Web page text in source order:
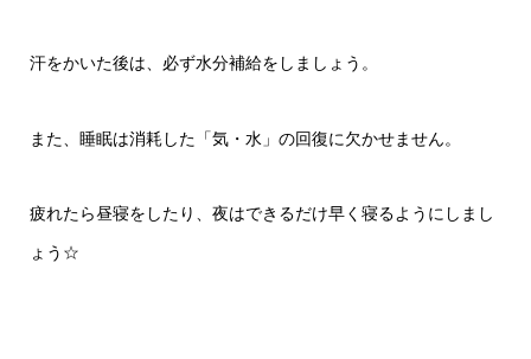
汗をかいた後は、必ず水分補給をしましょう。
また、睡眠は消耗した「気・水」の回復に欠かせません。
疲れたら昼寝をしたり、夜はできるだけ早く寝るようにしまし
ょう☆